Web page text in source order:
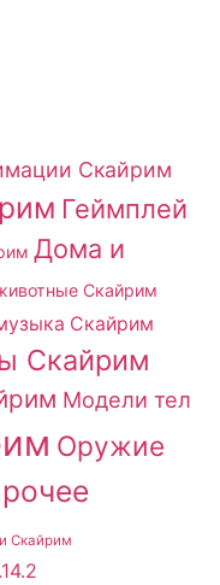
Скайрим
Геймплей
Дома и
Скайрим
Скайрим
Скайрим
Модели тел
Оружие
Скайрим